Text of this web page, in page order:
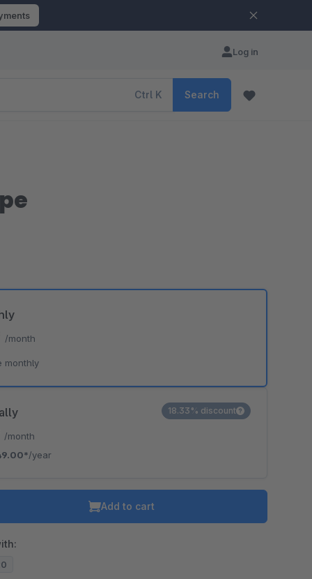
Log in
Ctrl K Search
/month
/year
18.33% discount
/month
monthly
Add to cart